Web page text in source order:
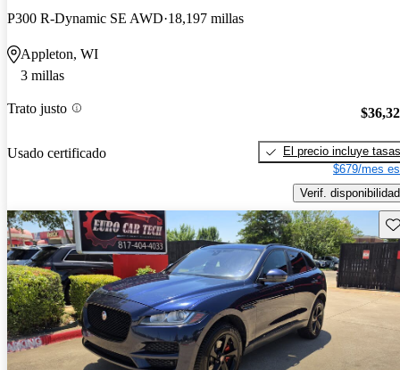
P300 R-Dynamic SE AWD 18,197 millas
Appleton, WI
3 millas
Trato justo
Usado certificado
El precio incluye tasas
$679/mes
Verif. disponibilidad